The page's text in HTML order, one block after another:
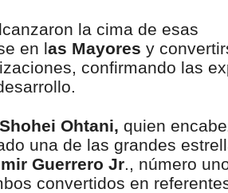
la cima de esas
en las Mayores y
confirmando las
Shohei Ohtani, quien
una de las grandes
Guerrero Jr., número
convertidos en